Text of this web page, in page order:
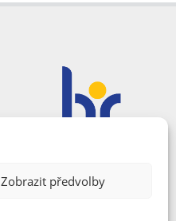
Zobrazit předvolby